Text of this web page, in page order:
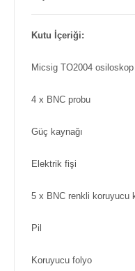
Kutu İçeriği:
Micsig TO2004 osiloskop
4 x BNC probu
Güç kaynağı
Elektrik fişi
5 x BNC renkli koruyucu
Pil
Koruyucu folyo